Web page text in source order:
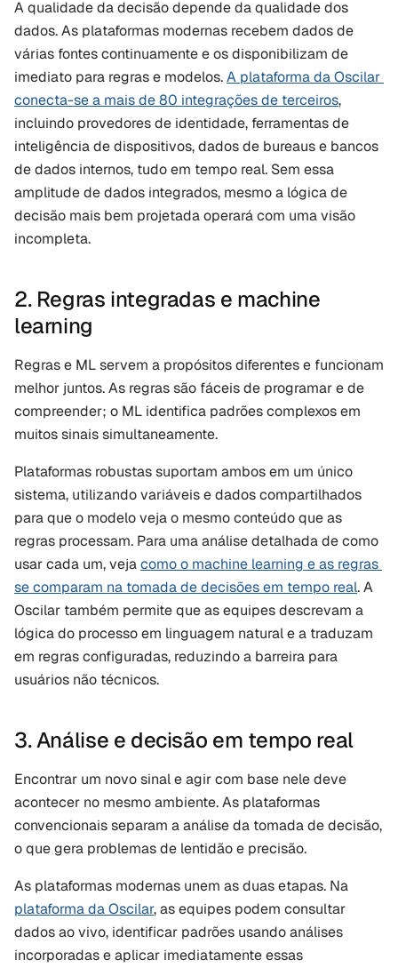
A qualidade da decisão depende da qualidade dos
dados. As plataformas modernas recebem dados de
várias fontes continuamente e os disponibilizam de
imediato para regras e modelos. A plataforma da Oscilar
conecta-se a mais de 80 integrações de terceiros,
incluindo provedores de identidade, ferramentas de
inteligência de dispositivos, dados de bureaus e bancos
de dados internos, tudo em tempo real. Sem essa
amplitude de dados integrados, mesmo a lógica de
decisão mais bem projetada operará com uma visão
incompleta.
2. Regras integradas e machine
learning
Regras e ML servem a propósitos diferentes e funcionam
melhor juntos. As regras são fáceis de programar e de
compreender; o ML identifica padrões complexos em
muitos sinais simultaneamente.
Plataformas robustas suportam ambos em um único
sistema, utilizando variáveis e dados compartilhados
para que o modelo veja o mesmo conteúdo que as
regras processam. Para uma análise detalhada de como
usar cada um, veja como o machine learning e as regras
se comparam na tomada de decisões em tempo real. A
Oscilar também permite que as equipes descrevam a
lógica do processo em linguagem natural e a traduzam
em regras configuradas, reduzindo a barreira para
usuários não técnicos.
3. Análise e decisão em tempo real
Encontrar um novo sinal e agir com base nele deve
acontecer no mesmo ambiente. As plataformas
convencionais separam a análise da tomada de decisão,
o que gera problemas de lentidão e precisão.
plataforma da Oscilar, as equipes podem consultar
dados ao vivo, identificar padrões usando análises
incorporadas e aplicar imediatamente essas